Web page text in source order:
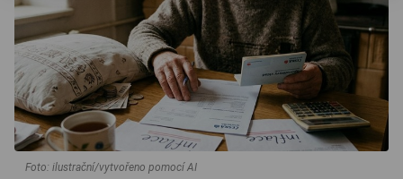
Foto: ilustrační/vytvořeno pomocí AI